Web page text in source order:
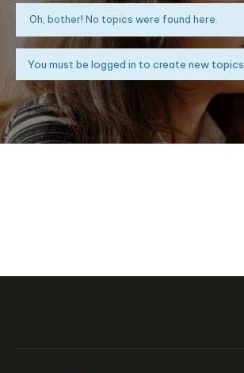
Oh, bother! No topics were found here.
You must be logged in to create new topics.